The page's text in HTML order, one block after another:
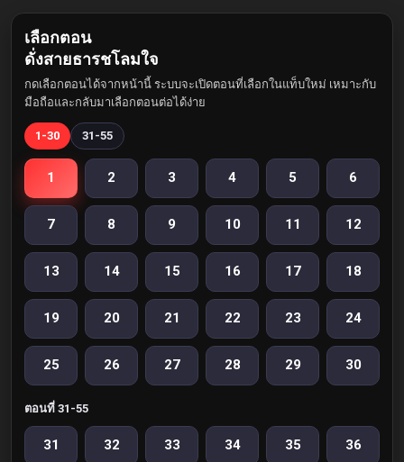
เลือกตอน
ดั่งสายธารชโลมใจ
กดเลือกตอนได้จากหน้านี้ ระบบจะเปิดตอนที่เลือกในแท็บใหม่ เหมาะกับ
มือถือและกลับมาเลือกตอนต่อได้ง่าย
1-30 31-55
1 2 3 4 5 6
7 8 9 10 11 12
13 14 15 16 17 18
19 20 21 22 23 24
25 26 27 28 29 30
ตอนที่ 31-55
31 32 33 34 35 36